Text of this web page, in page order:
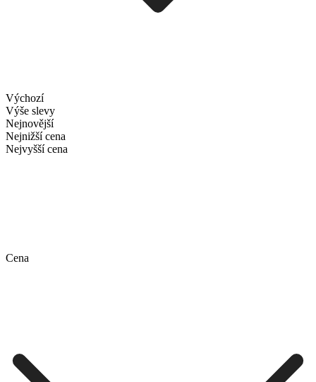
Výchozí
Výše slevy
Nejnovější
Nejnižší cena
Nejvyšší cena
Cena